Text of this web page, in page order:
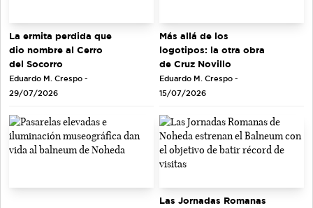
La ermita perdida que
dio nombre al Cerro
del Socorro
Eduardo M. Crespo -
29/07/2026
Más allá de los
logotipos: la otra obra
de Cruz Novillo
Eduardo M. Crespo -
15/07/2026
Las Jornadas Romanas